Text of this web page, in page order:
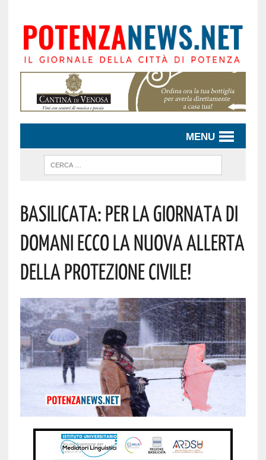
MENU
Basilicata: Per La Giornata Di
Domani Ecco La Nuova Allerta
Della Protezione Civile!